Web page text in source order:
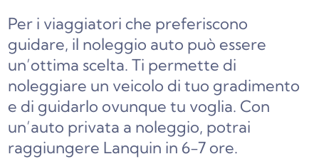
Per i viaggiatori che preferiscono
guidare, il noleggio auto può essere
un’ottima scelta. Ti permette di
noleggiare un veicolo di tuo gradimento
e di guidarlo ovunque tu voglia. Con
un’auto privata a noleggio, potrai
raggiungere Lanquin in 6-7 ore.